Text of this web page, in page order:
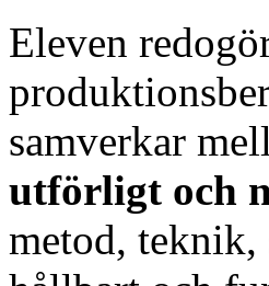
Eleven
samverkar
utförligt och
metod,